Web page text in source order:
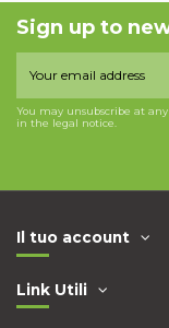
Sign up to
You may unsubscribe at
in the legal notice.
Il tuo account
Link Utili